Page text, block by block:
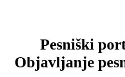
Pesniški
Objavljanje